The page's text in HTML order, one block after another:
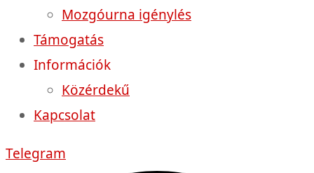
Mozgóurna igénylés
Támogatás
Információk
Közérdekű
Kapcsolat
Telegram